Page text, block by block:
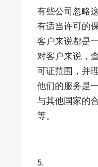
有些公司忽略
有适当许可的
客户来说都是
对客户来说，
可证范围，并
他们的服务是
与其他国家的
等。